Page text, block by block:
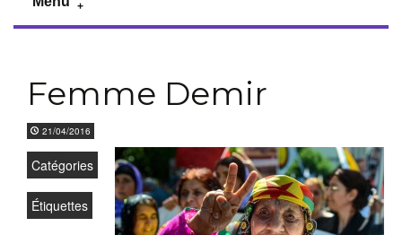
Femme Demir
21/04/2016
Catégories
Étiquettes